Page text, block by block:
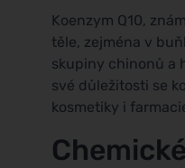
Koenzym Q10,
těle, zejména v
skupiny chinonů a
své důležitosti se
kosmetiky i